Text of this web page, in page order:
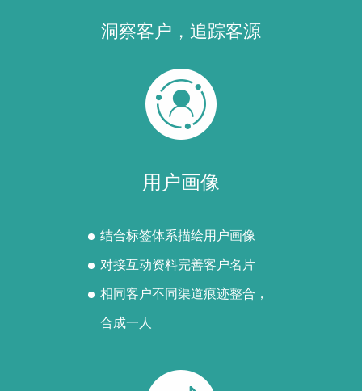
洞察客户，追踪客源
用户画像
结合标签体系描绘用户画像
对接互动资料完善客户名片
相同客户不同渠道痕迹整合，
合成一人